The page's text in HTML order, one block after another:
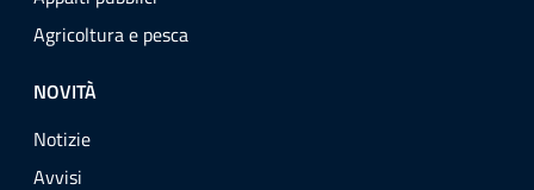
Agricoltura e pesca
NOVITÀ
Notizie
Avvisi